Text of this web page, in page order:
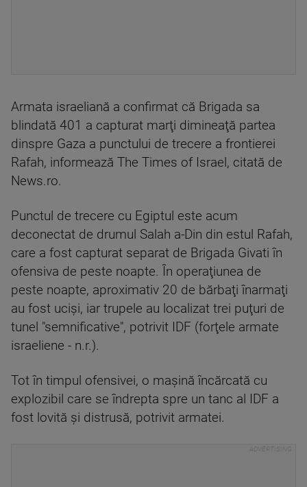
Armata israeliană a confirmat că Brigada sa
blindată 401 a capturat marţi dimineaţă partea
dinspre Gaza a punctului de trecere a frontierei
Rafah, informează The Times of Israel, citată de
News.ro.
Punctul de trecere cu Egiptul este acum
deconectat de drumul Salah a-Din din estul Rafah,
care a fost capturat separat de Brigada Givati în
ofensiva de peste noapte. În operaţiunea de
peste noapte, aproximativ 20 de bărbaţi înarmaţi
au fost ucişi, iar trupele au localizat trei puţuri de
tunel "semnificative", potrivit IDF (forţele armate
israeliene - n.r.).
Tot în timpul ofensivei, o maşină încărcată cu
explozibil care se îndrepta spre un tanc al IDF a
fost lovită şi distrusă, potrivit armatei.